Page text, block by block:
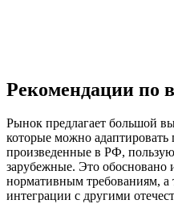
Рекомендации по
Рынок предлагает большой
которые можно
произведенные в РФ,
зарубежные. Это обосновано
нормативным требованиям,
интеграции с другими